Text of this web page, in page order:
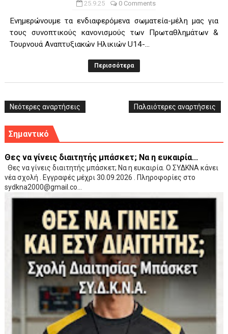
25.9.25 0 Comments
Ενημερώνουμε τα ενδιαφερόμενα σωματεία-μέλη μας για
τους συνοπτικούς κανονισμούς των Πρωταθλημάτων &
Τουρνουά Αναπτυξιακών Ηλικιών U14-...
Περισσότερα
Νεότερες αναρτήσεις Παλαιότερες αναρτήσεις
Σημαντικό
Θες να γίνεις διαιτητής μπάσκετ; Να η ευκαιρία...
Θες να γίνεις διαιτητής μπάσκετ; Να η ευκαιρία. Ο ΣΥΔΚΝΑ κάνει
νέα σχολή . Εγγραφές μέχρι 30.09.2026 . Πληροφορίες στο
sydkna2000@gmail.co...